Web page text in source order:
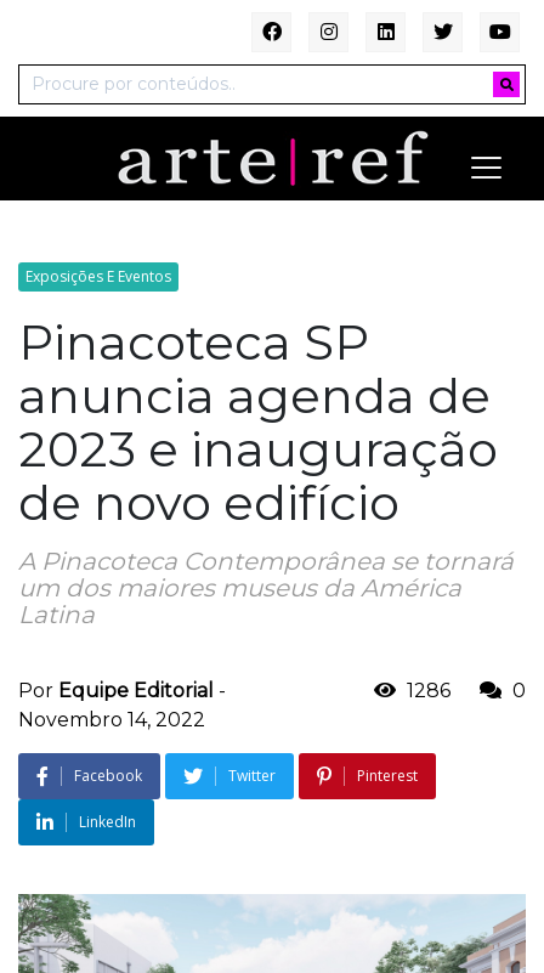
Exposições E Eventos
Pinacoteca SP
anuncia agenda de
2023 e inauguração
de novo edifício
A Pinacoteca Contemporânea se tornará
um dos maiores museus da América
Latina
Por Equipe Editorial -
Novembro 14, 2022
1286 0
Facebook Twitter Pinterest
LinkedIn